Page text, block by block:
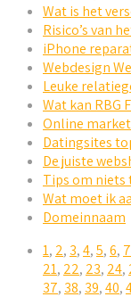
Wat is het
Risico’s van
iPhone
Webdesign
Leuke
Wat kan RBG
Online
Datingsites
De juiste
Tips om niets
Wat moet ik
Domeinnaam
1, 2, 3,4,5,6, 7
21, 22, 23, 24,
37, 38, 39,40,